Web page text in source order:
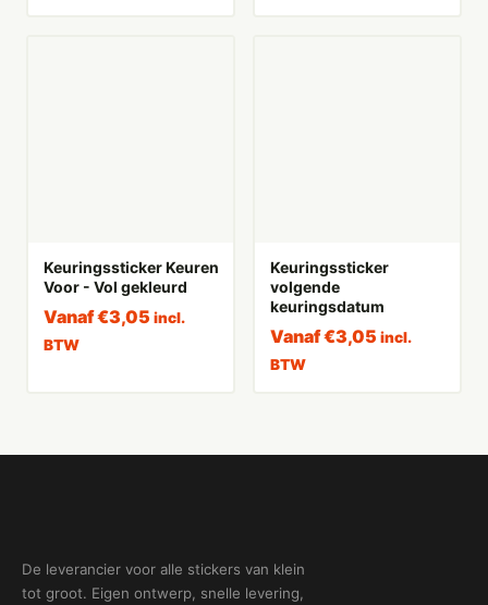
Keuringssticker Keuren
Voor - Vol gekleurd
Vanaf€3,05 incl.
BTW
Keuringssticker
volgende
keuringsdatum
Vanaf€3,05 incl.
BTW
De leverancier voor alle stickers van klein
tot groot. Eigen ontwerp, snelle levering,